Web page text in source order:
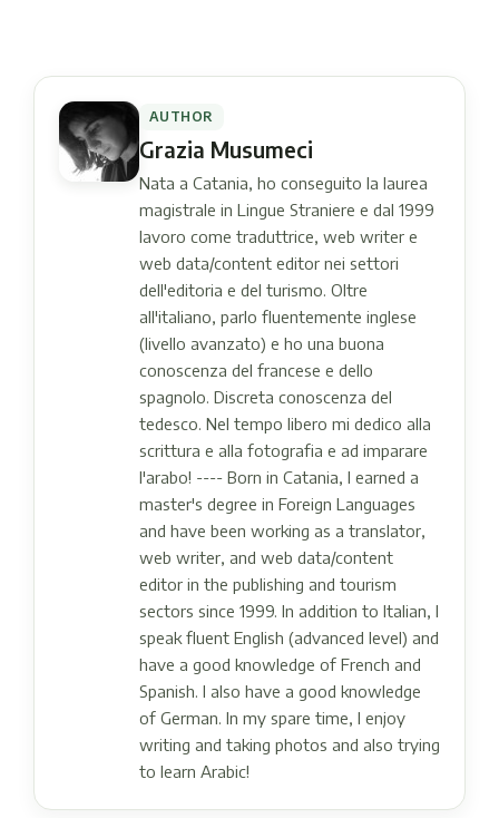
AUTHOR
Grazia Musumeci
Nata a Catania, ho conseguito la laurea
magistrale in Lingue Straniere e dal 1999
lavoro come traduttrice, web writer e
web data/content editor nei settori
dell'editoria e del turismo. Oltre
all'italiano, parlo fluentemente inglese
(livello avanzato) e ho una buona
conoscenza del francese e dello
spagnolo. Discreta conoscenza del
tedesco. Nel tempo libero mi dedico alla
scrittura e alla fotografia e ad imparare
l'arabo! ---- Born in Catania, I earned a
master's degree in Foreign Languages ​​
and have been working as a translator,
web writer, and web data/content
editor in the publishing and tourism
sectors since 1999. In addition to Italian, I
speak fluent English (advanced level) and
have a good knowledge of French and
Spanish. I also have a good knowledge
of German. In my spare time, I enjoy
writing and taking photos and also trying
to learn Arabic!